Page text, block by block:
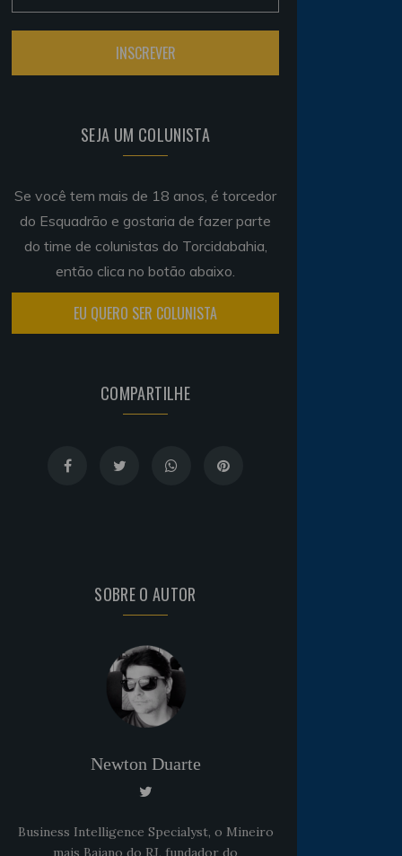
SEJA UM COLUNISTA
Se você tem mais de 18 anos, é torcedor
do Esquadrão e gostaria de fazer parte
do time de colunistas do Torcidabahia,
então clica no botão abaixo.
EU QUERO SER COLUNISTA
COMPARTILHE
SOBRE O AUTOR
Newton Duarte
Business Intelligence Specialyst, o Mineiro
mais Baiano do RJ, fundador do